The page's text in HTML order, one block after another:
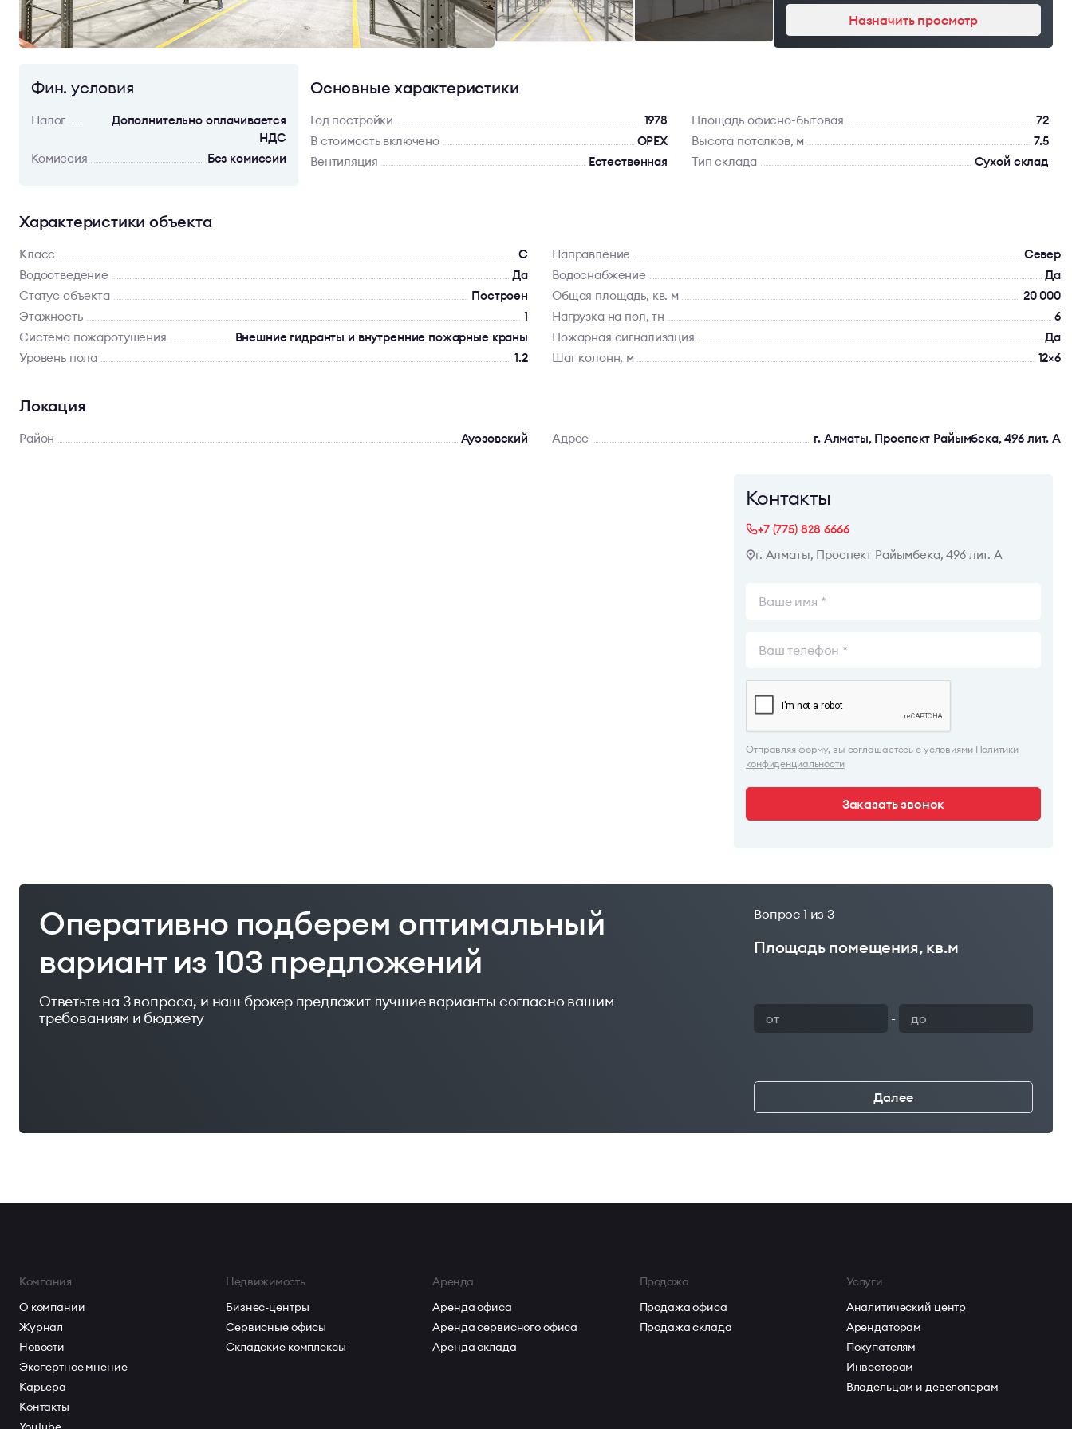
Назначить просмотр
Фин. условия
Налог
Дополнительно оплачивается
НДС
Комиссия
Без комиссии
Основные характеристики
Год постройки 1978 Площадь офисно-бытовая
72
В стоимость включено
OPEX Высота потолков, м
7.5
Вентиляция
Естественная Тип склада Сухой склад
Характеристики объекта
Класс C Направление
Север
Водоотведение
Да Водоснабжение
Да
Статус объекта
Построен Общая площадь, кв. м
20 000
Этажность
1 Нагрузка на пол, тн
6
Система пожаротушения
Внешние гидранты и внутренние пожарные краны Пожарная сигнализация
Да
Уровень пола
1.2 Шаг колонн, м 12×6
Локация
Район Ауэзовский Адрес г. Алматы, Проспект Райымбека, 496 лит. А
Контакты
+7 (775) 828 6666
г. Алматы, Проспект Райымбека, 496 лит. А
Отправляя форму, вы соглашаетесь с условиями Политики
конфиденциальности
Заказать звонок
Оперативно подберем оптимальный
вариант из 103 предложений
Ответьте на 3 вопроса, и наш брокер предложит лучшие варианты согласно вашим
требованиям и бюджету
Вопрос 1 из 3
Площадь помещения, кв.м
-
Далее
Компания
О компании
Журнал
Новости
Экспертное мнение
Карьера
Контакты
Недвижимость
Бизнес-центры
Сервисные офисы
Складские комплексы
Аренда
Аренда офиса
Аренда сервисного офиса
Аренда склада
Продажа
Продажа офиса
Продажа склада
Услуги
Аналитический центр
Арендаторам
Покупателям
Инвесторам
Владельцам и девелоперам